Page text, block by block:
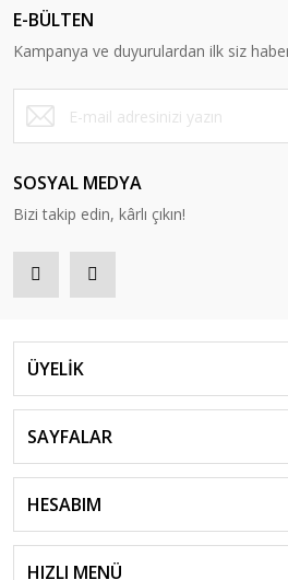
E-BÜLTEN
Kampanya ve duyurulardan ilk siz
SOSYAL MEDYA
Bizi takip edin, kârlı çıkın!
ÜYELİK
SAYFALAR
HESABIM
HIZLI MENÜ